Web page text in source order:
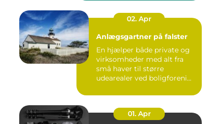
02. Apr
Anlægsgartner på falster
En hjælper både private og
virksomheder med alt fra
små haver til større
udearealer ved boligforeni...
01. Apr